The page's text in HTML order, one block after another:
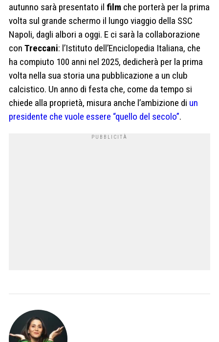
autunno sarà presentato il film che porterà per la prima
volta sul grande schermo il lungo viaggio della SSC
Napoli, dagli albori a oggi. E ci sarà la collaborazione
con Treccani: l’Istituto dell’Enciclopedia Italiana, che
ha compiuto 100 anni nel 2025, dedicherà per la prima
volta nella sua storia una pubblicazione a un club
calcistico. Un anno di festa che, come da tempo si
chiede alla proprietà, misura anche l’ambizione di un
presidente che vuole essere “quello del secolo”.